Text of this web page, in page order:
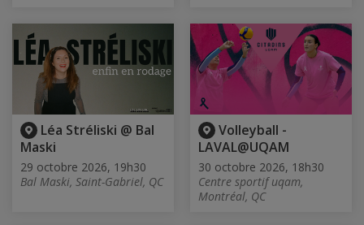
Léa Stréliski @ Bal
Maski
29 octobre 2026, 19h30
Bal Maski, Saint-Gabriel, QC
Volleyball -
LAVAL@UQAM
30 octobre 2026, 18h30
Centre sportif uqam,
Montréal, QC